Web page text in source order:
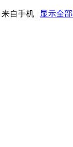
来自手机 | 显示全